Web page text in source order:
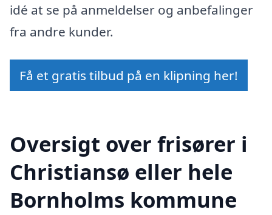
idé at se på anmeldelser og anbefalinger
fra andre kunder.
Få et gratis tilbud på en klipning her!
Oversigt over frisører i
Christiansø eller hele
Bornholms kommune